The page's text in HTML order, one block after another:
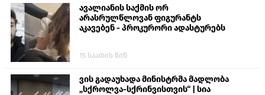
ავალიანის საქმის ორ
არასრულწლოვან ფიგურანტს
აკავებენ - პროკურორი ადასტურებს
15 საათის წინ
ვის გადაუხადა მინისტრმა მადლობა
„სქროლვა-სქრინვისთვის“ | სია